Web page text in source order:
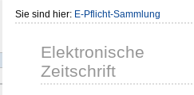
Sie sind hier: E-Pflicht-Sammlung
Elektronische
Zeitschrift